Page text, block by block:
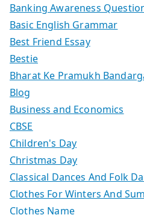
Banking Awareness
Basic English Grammar
Best Friend Essay
Bestie
Bharat Ke Pramukh
Blog
Business and Economics
CBSE
Children's Day
Christmas Day
Classical Dances And Folk
Clothes For Winters And
Clothes Name